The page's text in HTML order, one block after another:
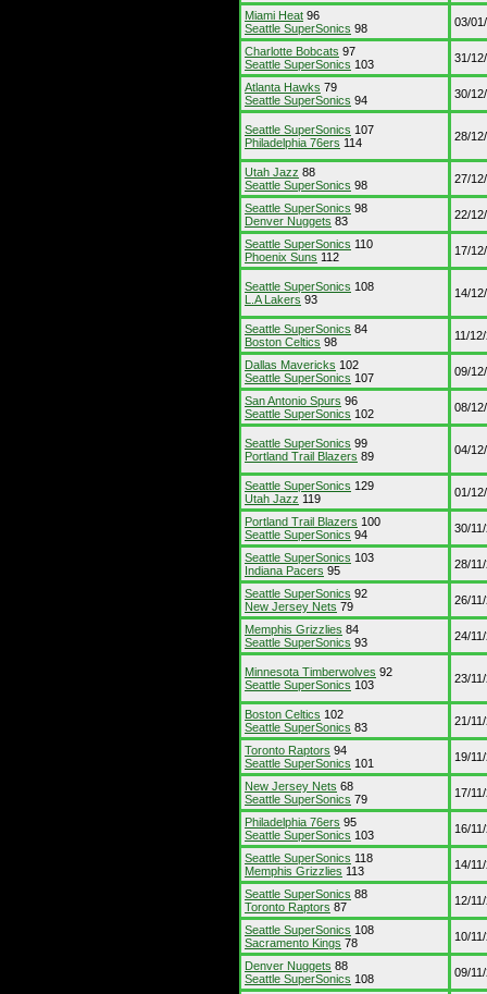
Miami Heat 96
Seattle SuperSonics 98 03/
Charlotte Bobcats 97
Seattle SuperSonics 103 31/
Atlanta Hawks 79
Seattle SuperSonics 94 30/
Seattle SuperSonics 107
Philadelphia 76ers 114 28/
Utah Jazz 88
Seattle SuperSonics 98 27/
Seattle SuperSonics 98
Denver Nuggets 83 22/
Seattle SuperSonics 110
Phoenix Suns 112 17/
Seattle SuperSonics 108
L.A Lakers 93 14/
Seattle SuperSonics 84
Boston Celtics 98 11/
Dallas Mavericks 102
Seattle SuperSonics 107 09/
San Antonio Spurs 96
Seattle SuperSonics 102 08/
Seattle SuperSonics 99
Portland Trail Blazers 89 04/
Seattle SuperSonics 129
Utah Jazz 119 01/
Portland Trail Blazers 100
Seattle SuperSonics 94 30/
Seattle SuperSonics 103
Indiana Pacers 95 28/
Seattle SuperSonics 92
New Jersey Nets 79 26/
Memphis Grizzlies 84
Seattle SuperSonics 93 24/
Minnesota Timberwolves 92
Seattle SuperSonics 103 23/
Boston Celtics 102
Seattle SuperSonics 83 21/
Toronto Raptors 94
Seattle SuperSonics 101 19/
New Jersey Nets 68
Seattle SuperSonics 79 17/
Philadelphia 76ers 95
Seattle SuperSonics 103 16/
Seattle SuperSonics 118
Memphis Grizzlies 113 14/
Seattle SuperSonics 88
Toronto Raptors 87 12/
Seattle SuperSonics 108
Sacramento Kings 78 10/
Denver Nuggets 88
Seattle SuperSonics 108 09/